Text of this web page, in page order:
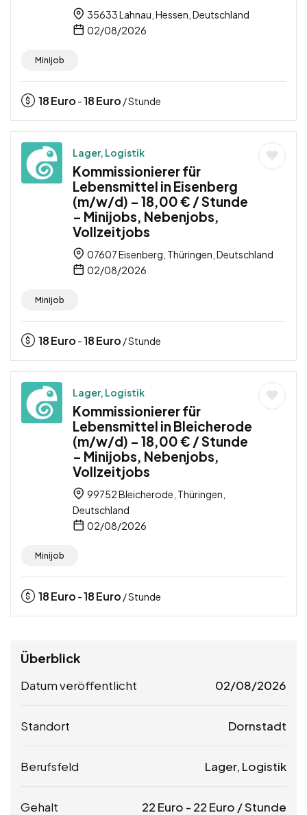
35633 Lahnau, Hessen, Deutschland
02/08/2026
Minijob
18Euro -18Euro / Stunde
Lager, Logistik
Kommissionierer für
Lebensmittel in Eisenberg
(m/w/d) – 18,00 € / Stunde
– Minijobs, Nebenjobs,
Vollzeitjobs
07607 Eisenberg, Thüringen, Deutschland
02/08/2026
Minijob
18Euro -18Euro / Stunde
Lager, Logistik
Kommissionierer für
Lebensmittel in Bleicherode
(m/w/d) – 18,00 € / Stunde
– Minijobs, Nebenjobs,
Vollzeitjobs
99752 Bleicherode, Thüringen,
Deutschland
02/08/2026
Minijob
18Euro -18Euro / Stunde
Überblick
Datum veröffentlicht 02/08/2026
Standort Dornstadt
Berufsfeld Lager, Logistik
Gehalt 22 Euro - 22 Euro / Stunde